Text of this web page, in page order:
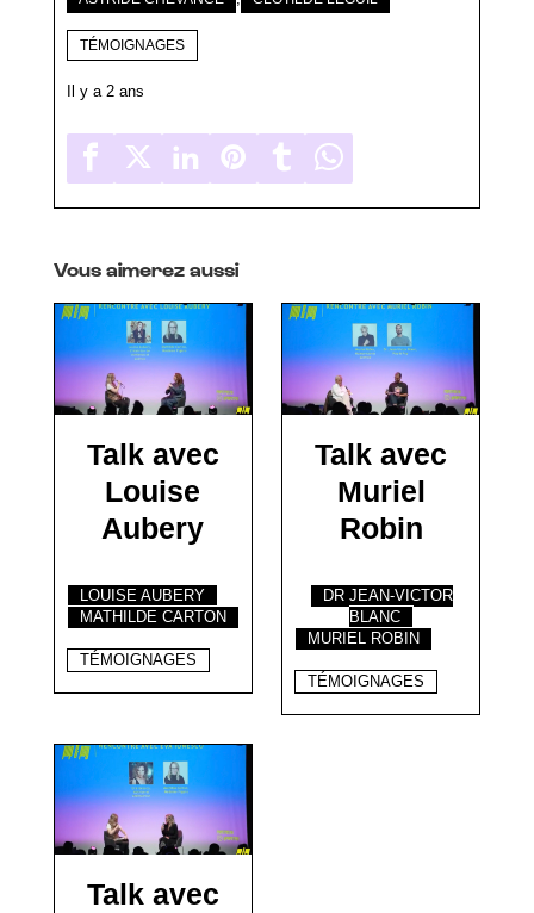
TÉMOIGNAGES
Il y a 2 ans
Vous aimerez aussi
Talk avec
Louise
Aubery
LOUISE AUBERY
MATHILDE CARTON
TÉMOIGNAGES
Talk avec
Muriel
Robin
DR JEAN-VICTOR
BLANC
MURIEL ROBIN
TÉMOIGNAGES
Talk avec